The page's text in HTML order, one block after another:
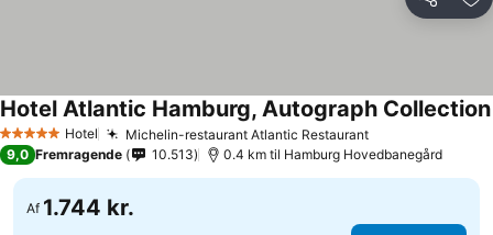
Del
5 Stjerner Hotel Michelin-restaurant Atlantic Restaurant
Hotel Atlantic Hamburg, Autograph Collection
9,0 Fremragende 10.513 0.4 km til Hamburg Hovedbanegård
Af 1.744 kr.